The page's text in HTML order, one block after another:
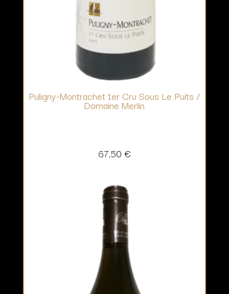
Puligny-Montrachet 1er Cru Sous Le Puits /
Domaine Merlin
67,50 €